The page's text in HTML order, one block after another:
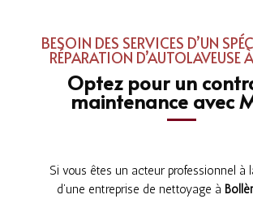
BESOIN DES SERVICES D’UN
RÉPARATION D’AUTOLAVEUSE
Optez pour un
maintenance avec
Si vous êtes un acteur professionnel à
d’une entreprise de nettoyage à